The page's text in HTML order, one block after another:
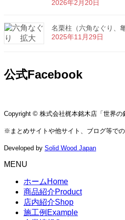
2026年2月20日
名栗柱（六角なぐり、
2025年11月29日
公式Facebook
Copyright © 株式会社梶本銘木店「世界
※まとめサイトや他サイト、ブログ等で
Developed by Solid Wood Japan
MENU
ホーム Home
商品紹介Product
店内紹介Shop
施工例 Example